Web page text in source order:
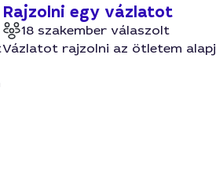
Rajzolni egy vázlatot
18 szakember válaszolt
Vázlatot rajzolni az ötletem